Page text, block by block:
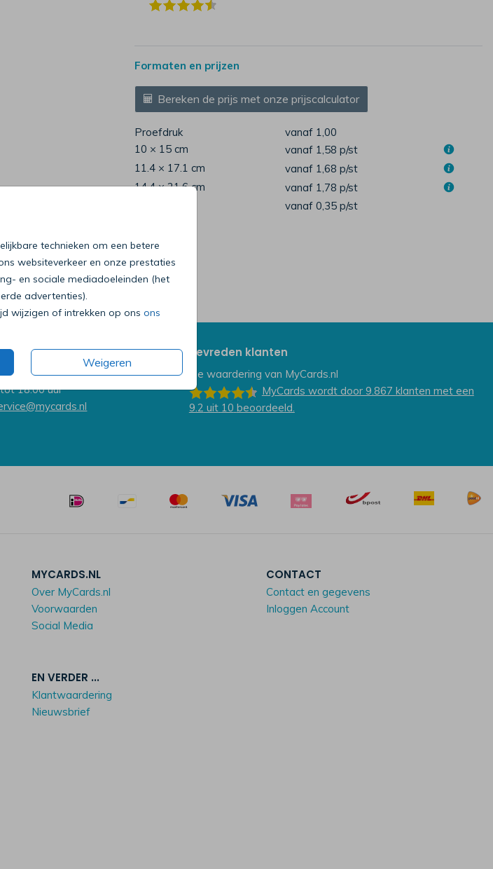
technieken om een betere
websiteverkeer en onze prestaties
en sociale mediadoeleinden (het
advertenties).
wijzigen of intrekken op ons ons
Weigeren
Formaten en prijzen
Bereken de prijs met onze prijscalculator
Proefdruk
vanaf 1,00
10 × 15 cm
vanaf 1,58 p/st
11.4 × 17.1 cm
vanaf 1,68 p/st
14.4 × 21.6 cm
vanaf 1,78 p/st
vanaf 0,35 p/st
18:00 uur
Tevreden klanten
De waardering van MyCards.nl
MyCards wordt door 9.867 klanten met een
9.2 uit 10 beoordeeld.
MYCARDS.NL
Over MyCards.nl
Voorwaarden
Social Media
EN VERDER ...
Klantwaardering
Nieuwsbrief
CONTACT
Contact en gegevens
Inloggen Account